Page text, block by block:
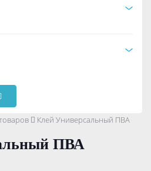
Клей Универсальный ПВА
ПВА